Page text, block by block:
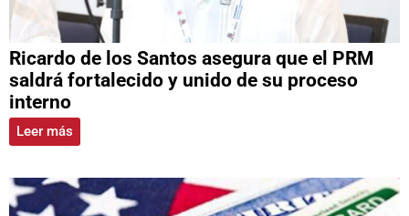
Ricardo de los Santos asegura que el PRM
saldrá fortalecido y unido de su proceso
interno
Leer más